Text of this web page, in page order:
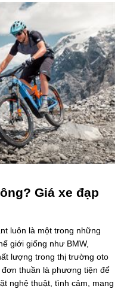
Giá xe đạp
luôn là một trong những
giới giống như BMW,
lượng trong thị trường oto
thuần là phương tiện để
nghệ thuật, tình cảm, mang